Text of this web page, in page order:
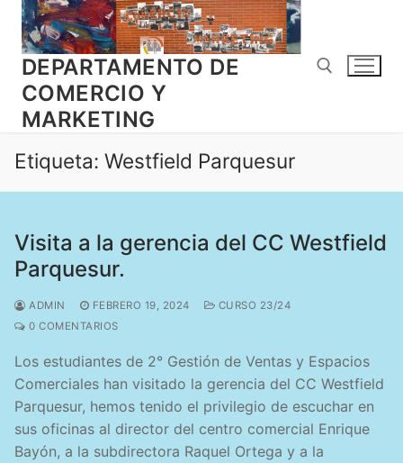
contenido
DEPARTAMENTO DE
COMERCIO Y
MARKETING
Etiqueta: Westfield Parquesur
Visita a la gerencia del CC Westfield
Parquesur.
ADMIN FEBRERO 19, 2024
CURSO 23/24
0 COMENTARIOS
Los estudiantes de 2° Gestión de Ventas y Espacios
Comerciales han visitado la gerencia del CC Westfield
Parquesur, hemos tenido el privilegio de escuchar en
sus oficinas al director del centro comercial Enrique
Bayón, a la subdirectora Raquel Ortega y a la